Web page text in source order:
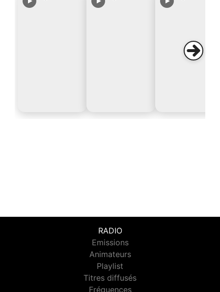
RADIO
Emissions
Animateurs
Playlist
Titres diffusés
Fréquences